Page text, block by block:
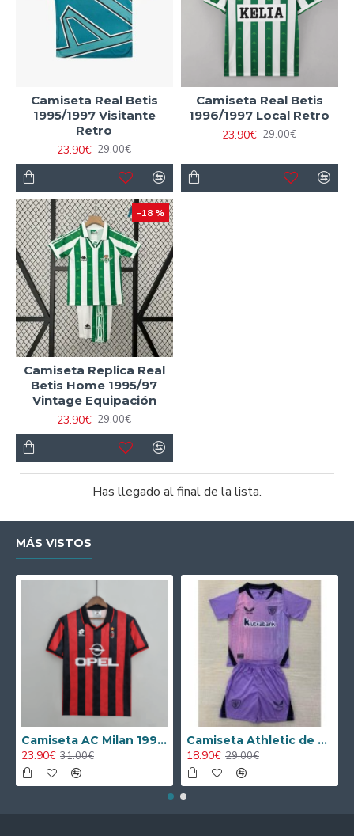
Camiseta Real Betis
1995/1997 Visitante
Retro
23.90€ 29.00€
Camiseta Real Betis
1996/1997 Local Retro
23.90€ 29.00€
-18 %
Camiseta Replica Real
Betis Home 1995/97
Vintage Equipación
23.90€ 29.00€
Has llegado al final de la lista.
MÁS VISTOS
Camiseta AC Milan 1995/1996 Local Retro
23.90€ 31.00€
Camiseta Athletic de Bilbao 2024/2025 Alternativo Niño Kit
18.90€ 29.00€